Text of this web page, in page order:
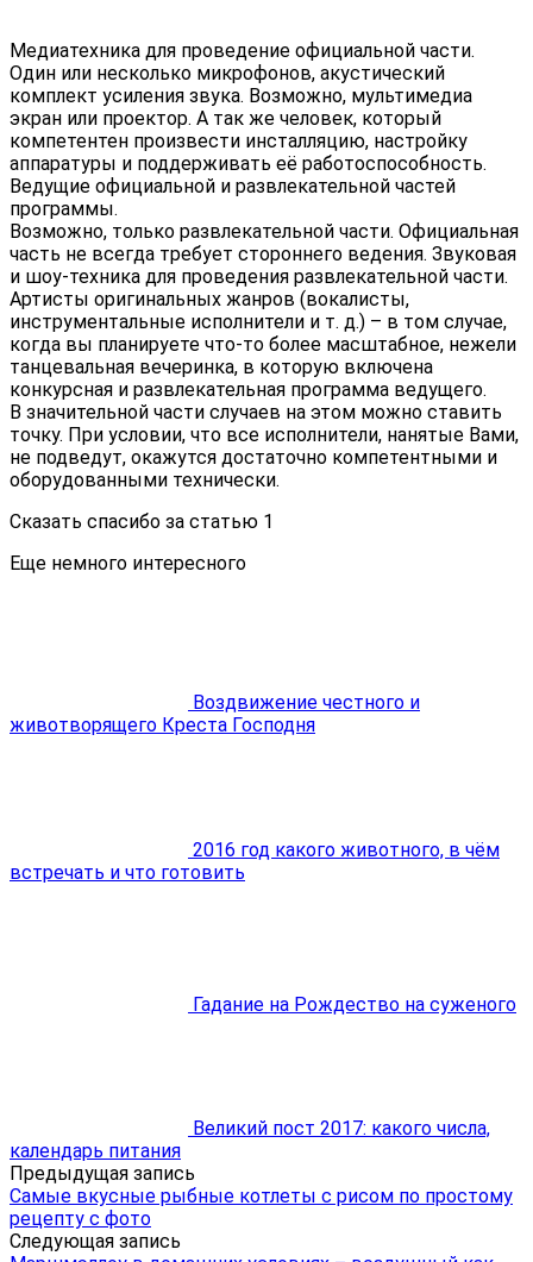
Медиатехника для проведение официальной части.
Один или несколько микрофонов, акустический
комплект усиления звука. Возможно, мультимедиа
экран или проектор. А так же человек, который
компетентен произвести инсталляцию, настройку
аппаратуры и поддерживать её работоспособность.
Ведущие официальной и развлекательной частей
программы.
Возможно, только развлекательной части. Официальная
часть не всегда требует стороннего ведения. Звуковая
и шоу-техника для проведения развлекательной части.
Артисты оригинальных жанров (вокалисты,
инструментальные исполнители и т. д.) – в том случае,
когда вы планируете что-то более масштабное, нежели
танцевальная вечеринка, в которую включена
конкурсная и развлекательная программа ведущего.
В значительной части случаев на этом можно ставить
точку. При условии, что все исполнители, нанятые Вами,
не подведут, окажутся достаточно компетентными и
оборудованными технически.
Сказать спасибо за статью 1
Еще немного интересного
Воздвижение честного и
животворящего Креста Господня
2016 год какого животного, в чём
встречать и что готовить
Гадание на Рождество на суженого
Великий пост 2017: какого числа,
календарь питания
Предыдущая запись
Самые вкусные рыбные котлеты с рисом по простому
рецепту с фото
Следующая запись